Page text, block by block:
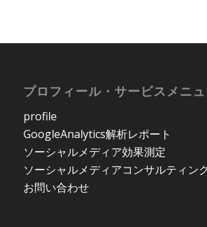
プロフィール・サービスメニ
profile
GoogleAnalytics解析レポート
ソーシャルメディア効果測定
ソーシャルメディアコンサルティン
お問い合わせ